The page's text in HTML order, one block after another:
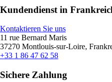
Kundendienst in
Kontaktieren Sie uns
11 rue Bernard Maris
37270 Montlouis-sur-Loire,
+33 1 86 47 62 58
Sichere Zahlung